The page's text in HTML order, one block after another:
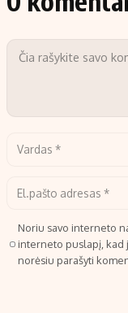
Noriu savo interneto
interneto puslapį, kad
norėsiu parašyti